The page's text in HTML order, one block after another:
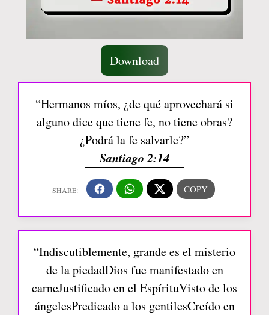
Download
“Hermanos míos, ¿de qué aprovechará si
alguno dice que tiene fe, no tiene obras?
¿Podrá la fe salvarle?”
Santiago 2:14
“Indiscutiblemente, grande es el misterio
de la piedadDios fue manifestado en
carneJustificado en el EspírituVisto de los
ángelesPredicado a los gentilesCreído en